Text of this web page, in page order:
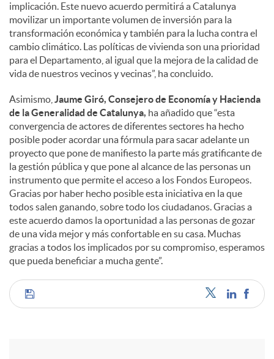
implicación. Este nuevo acuerdo permitirá a Catalunya
movilizar un importante volumen de inversión para la
transformación económica y también para la lucha contra el
cambio climático. Las políticas de vivienda son una prioridad
para el Departamento, al igual que la mejora de la calidad de
vida de nuestros vecinos y vecinas”, ha concluido.
Asimismo, Jaume Giró, Consejero de Economía y Hacienda
de la Generalidad de Catalunya, ha añadido que “esta
convergencia de actores de diferentes sectores ha hecho
posible poder acordar una fórmula para sacar adelante un
proyecto que pone de manifiesto la parte más gratificante de
la gestión pública y que pone al alcance de las personas un
instrumento que permite el acceso a los Fondos Europeos.
Gracias por haber hecho posible esta iniciativa en la que
todos salen ganando, sobre todo los ciudadanos. Gracias a
este acuerdo damos la oportunidad a las personas de gozar
de una vida mejor y más confortable en su casa. Muchas
gracias a todos los implicados por su compromiso, esperamos
que pueda beneficiar a mucha gente”.
C